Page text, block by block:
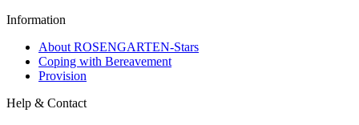
Information
About ROSENGARTEN-Stars
Coping with Bereavement
Provision
Help & Contact